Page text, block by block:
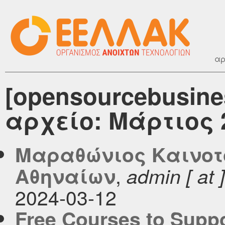
αρχείο: Μάρτιος
Μαραθώνιος
Αθηναίων, admin [ at
2024-03-12
Free Courses to